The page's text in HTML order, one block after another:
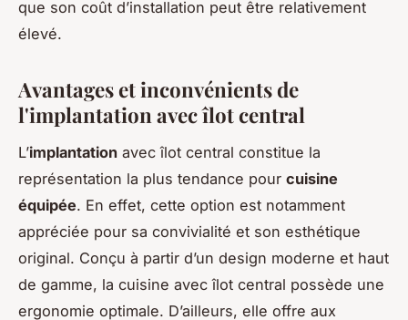
que son coût d’installation peut être relativement
élevé.
Avantages et inconvénients de
l'implantation avec îlot central
L’implantation avec îlot central constitue la
représentation la plus tendance pour cuisine
équipée. En effet, cette option est notamment
appréciée pour sa convivialité et son esthétique
original. Conçu à partir d’un design moderne et haut
de gamme, la cuisine avec îlot central possède une
ergonomie optimale. D’ailleurs, elle offre aux